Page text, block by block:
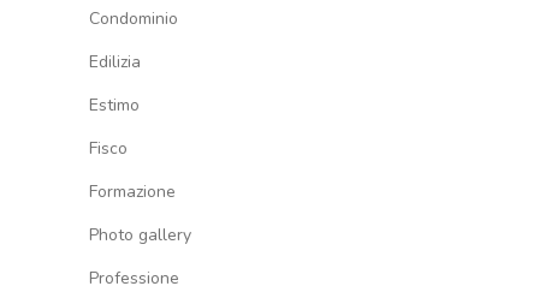
Condominio
Edilizia
Estimo
Fisco
Formazione
Photo gallery
Professione